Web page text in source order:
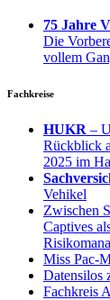
75 Jahre
Die
vollem
Fachkreise
HUKR –
Rückblick
2025 im
Vehikel
Zwischen
Captives
Miss Pac-
Datensilos
Fachkreis